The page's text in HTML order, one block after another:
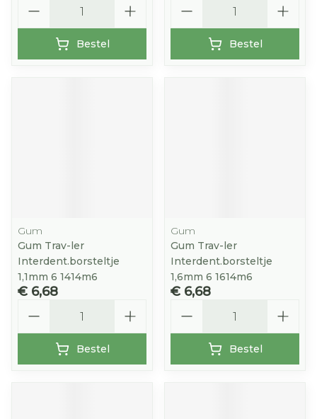
Bestel Bestel
Gum
Gum Trav-ler
Interdent.borsteltje
1,1mm 6 1414m6
€ 6,68
Bestel
Gum
Gum Trav-ler
Interdent.borsteltje
1,6mm 6 1614m6
€ 6,68
Bestel